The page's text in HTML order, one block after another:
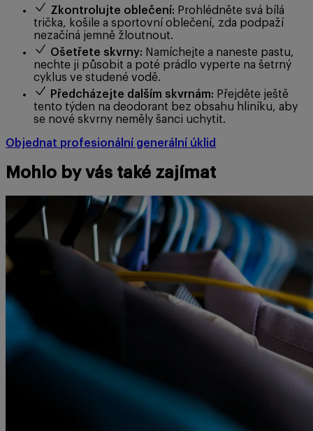
Zkontrolujte oblečení: Prohlédněte svá bílá
trička, košile a sportovní oblečení, zda podpaží
nezačíná jemně žloutnout.
Ošetřete skvrny: Namíchejte a naneste pastu,
nechte ji působit a poté prádlo vyperte na šetrný
cyklus ve studené vodě.
Předcházejte dalším skvrnám: Přejděte ještě
tento týden na deodorant bez obsahu hliníku, aby
se nové skvrny neměly šanci uchytit.
Objednat profesionální generální úklid
Mohlo by vás také zajímat